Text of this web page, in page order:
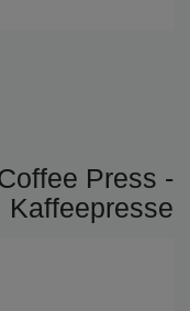
Press -
Kaffeepresse